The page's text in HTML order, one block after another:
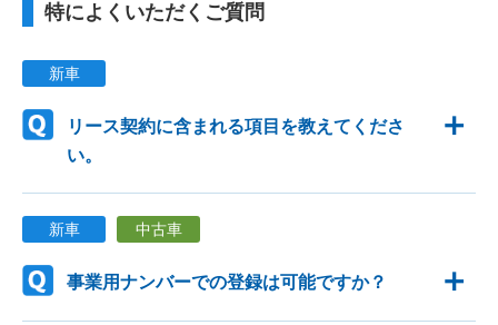
特によくいただくご質問
新車
リース契約に含まれる項目を教えてくださ
い。
新車 中古車
事業用ナンバーでの登録は可能ですか？